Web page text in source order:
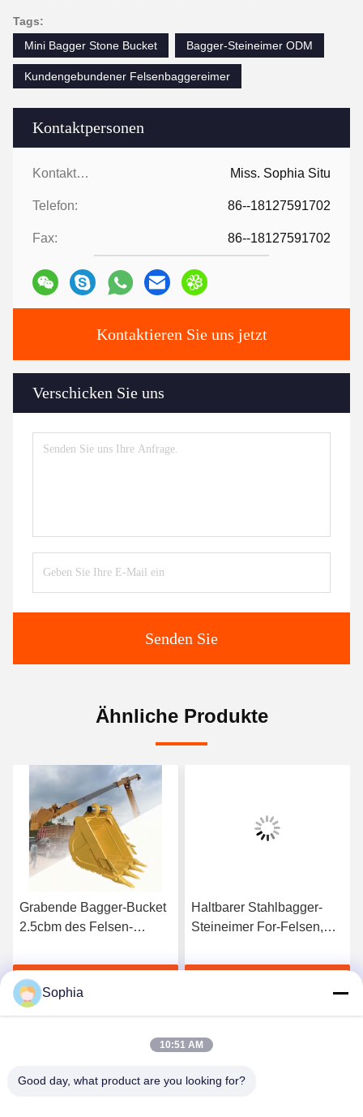
Kontaktpersonen
Kontaktpersonen: Miss. Sophia Situ
Telefon: 86--18127591702
Fax: 86--18127591702
Kontaktieren Sie uns jetzt
Verschicken Sie uns
Senden Sie
Tags:
Mini Bagger Stone Bucket
Bagger-Steineimer ODM
Kundengebundener Felsenbaggereimer
Ähnliche Produkte
Grabende Bagger-Bucket
2.5cbm des Felsen-
Material Q355B
Nanometer für
teleskopischen Pfosten
Erhalten Sie besten Preis
Haltbarer Stahlbagger-
Steineimer For-Felsen,
Sophia
10:51 AM
Good day, what product are you looking for?